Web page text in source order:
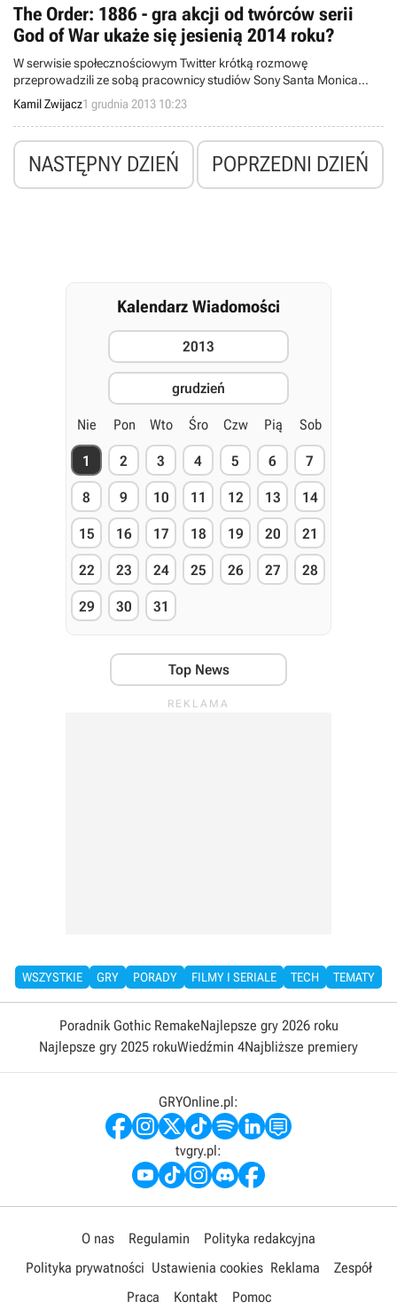
The Order: 1886 - gra akcji od twórców serii
God of War ukaże się jesienią 2014 roku?
W serwisie społecznościowym Twitter krótką rozmowę
przeprowadzili ze sobą pracownicy studiów Sony Santa Monica
oraz Ready At Dawn. Nie powiedziano tego wprost, ale
prawdopodobnie gra The Order: 1886, nad którą pracują obie ekipy,
ukaże się na konsoli PlayStation 4 jesienią 2014 roku.
Kamil Zwijacz1 grudnia 2013 10:23
NASTĘPNY DZIEŃ POPRZEDNI DZIEŃ
Kalendarz Wiadomości
2013
grudzień
Nie Pon Wto Śro Czw Pią Sob
1 2 3 4 5 6 7
8 9 10 11 12 13 14
15 16 17 18 19 20 21
22 23 24 25 26 27 28
29 30 31
Top News
WSZYSTKIE GRY PORADY FILMY I SERIALE TECH TEMATY
Poradnik Gothic RemakeNajlepsze gry 2026 roku
Najlepsze gry 2025 rokuWiedźmin 4Najbliższe premiery
GRYOnline.pl:
tvgry.pl:
O nas Regulamin
Polityka redakcyjna
Polityka prywatności Ustawienia cookies Reklama
Zespół
Praca
Kontakt Pomoc